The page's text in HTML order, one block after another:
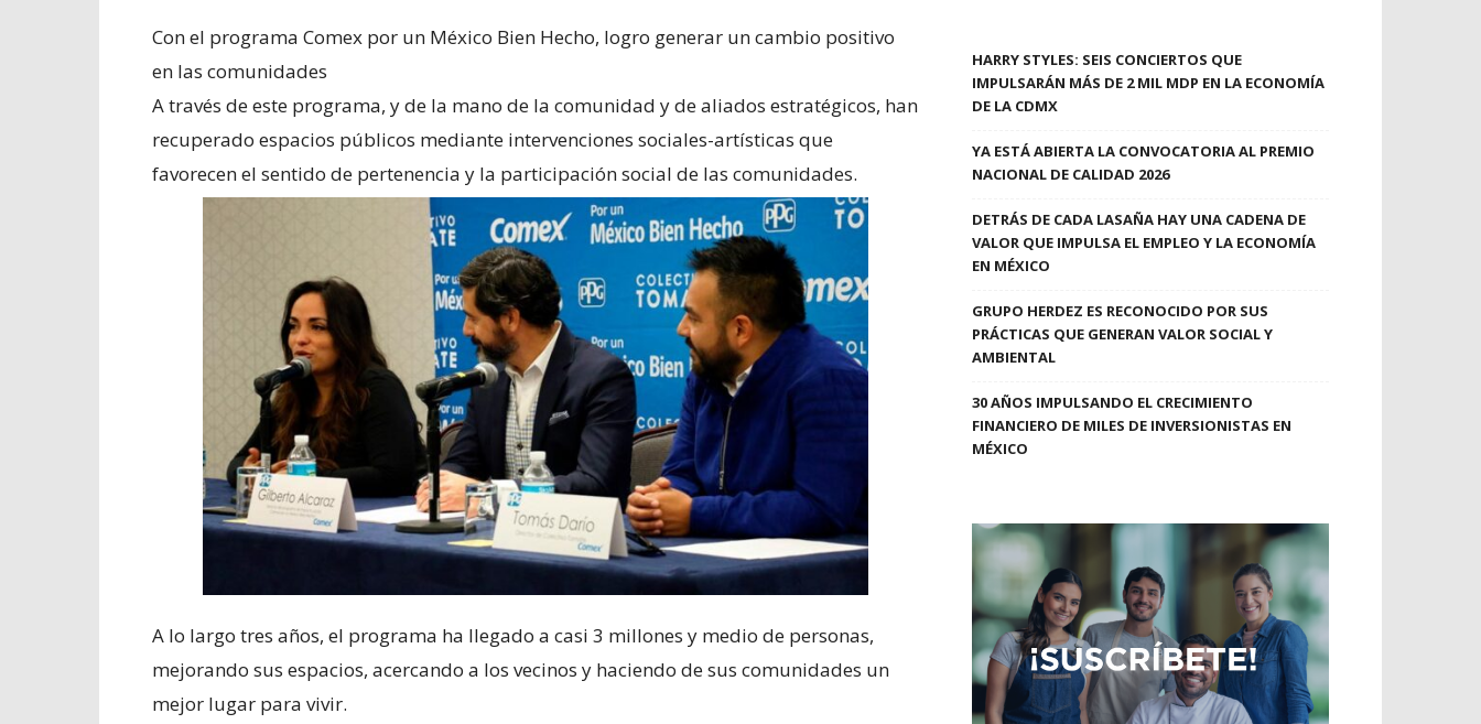
Con el programa Comex por un México Bien Hecho, logro generar un cambio positivo
en las comunidades
A través de este programa, y de la mano de la comunidad y de aliados estratégicos, han
recuperado espacios públicos mediante intervenciones sociales-artísticas que
favorecen el sentido de pertenencia y la participación social de las comunidades.
A lo largo tres años, el programa ha llegado a casi 3 millones y medio de personas,
mejorando sus espacios, acercando a los vecinos y haciendo de sus comunidades un
mejor lugar para vivir.
HARRY STYLES: SEIS CONCIERTOS QUE
IMPULSARÁN MÁS DE 2 MIL MDP EN LA ECONOMÍA
DE LA CDMX
YA ESTÁ ABIERTA LA CONVOCATORIA AL PREMIO
NACIONAL DE CALIDAD 2026
DETRÁS DE CADA LASAÑA HAY UNA CADENA DE
VALOR QUE IMPULSA EL EMPLEO Y LA ECONOMÍA
EN MÉXICO
GRUPO HERDEZ ES RECONOCIDO POR SUS
PRÁCTICAS QUE GENERAN VALOR SOCIAL Y
AMBIENTAL
30 AÑOS IMPULSANDO EL CRECIMIENTO
FINANCIERO DE MILES DE INVERSIONISTAS EN
MÉXICO